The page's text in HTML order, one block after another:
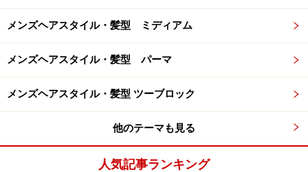
メンズヘアスタイル・髪型 ミディアム
メンズヘアスタイル・髪型 パーマ
メンズヘアスタイル・髪型 ツーブロック
他のテーマも見る
人気記事ランキング